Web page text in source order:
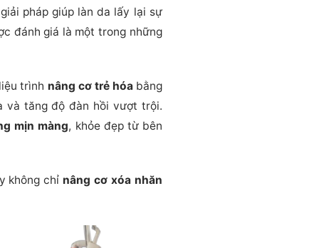
pháp giúp làn da lấy lại sự
đánh giá là một trong những
trình nâng cơ trẻ hóa bằng
và tăng độ đàn hồi vượt trội.
mịn màng, khỏe đẹp từ bên
không chỉ nâng cơ xóa nhăn